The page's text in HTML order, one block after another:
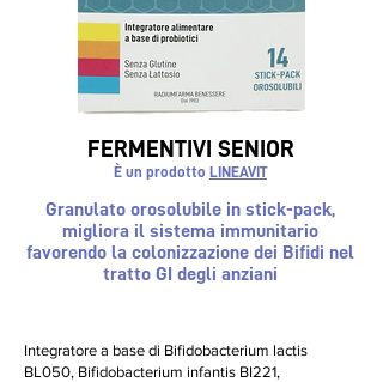
FERMENTIVI SENIOR
È un prodotto LINEAVIT
Granulato orosolubile in stick-pack,
migliora il sistema immunitario
favorendo la colonizzazione dei Bifidi nel
tratto GI degli anziani
Integratore a base di Bifidobacterium lactis
BL050, Bifidobacterium infantis BI221,